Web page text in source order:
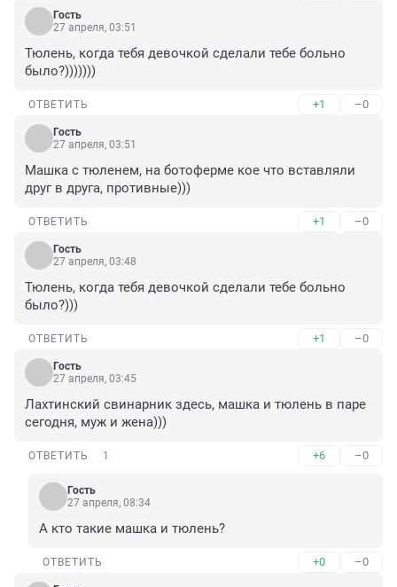
Гость
27 апреля, 03:51
Тюлень, когда тебя девочкой сделали тебе больно
было?)))))))
ОТВЕТИТЬ +1 –0
Гость
27 апреля, 03:51
Машка с тюленем, на ботоферме кое что вставляли
друг в друга, противные)))
ОТВЕТИТЬ +1 –0
Гость
27 апреля, 03:48
Тюлень, когда тебя девочкой сделали тебе больно
было?)))
ОТВЕТИТЬ +1 –0
Гость
27 апреля, 03:45
Лахтинский свинарник здесь, машка и тюлень в паре
сегодня, муж и жена)))
ОТВЕТИТЬ 1 +6 –0
Гость
27 апреля, 08:34
А кто такие машка и тюлень?
ОТВЕТИТЬ +0 –0